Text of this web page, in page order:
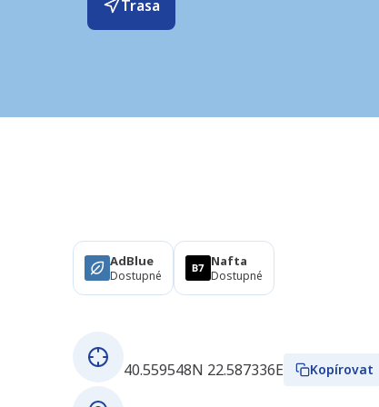
Trasa
AdBlue
Dostupné
Nafta
Dostupné
40.559548N 22.587336E
Kopírovat